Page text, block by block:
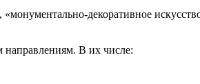
декоративное
направлениям. В их числе: